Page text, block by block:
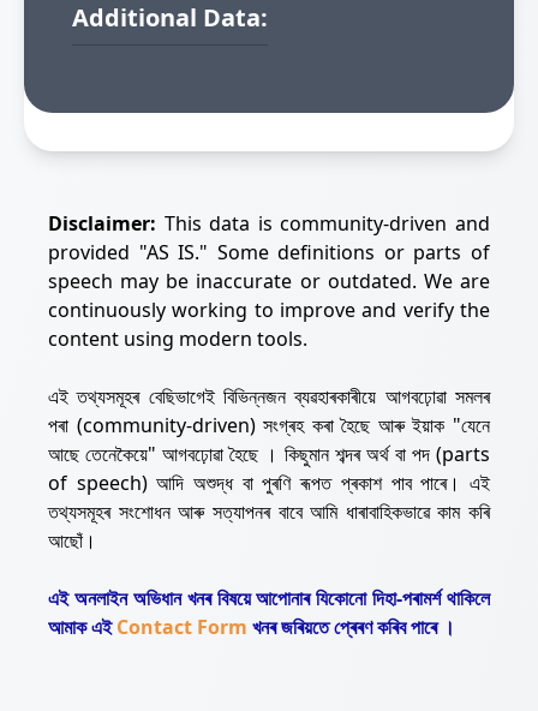
Additional Data:
Disclaimer: This data is community-driven and
provided "AS IS." Some definitions or parts of
speech may be inaccurate or outdated. We are
continuously working to improve and verify the
content using modern tools.
এই তথ্যসমূহৰ বেছিভাগেই বিভিন্নজন ব্যৱহাৰকাৰীয়ে আগবঢ়োৱা সমলৰ
পৰা (community-driven) সংগ্ৰহ কৰা হৈছে আৰু ইয়াক "যেনে
আছে তেনেকৈয়ে" আগবঢ়োৱা হৈছে । কিছুমান শব্দৰ অৰ্থ বা পদ (parts
of speech) আদি অশুদ্ধ বা পুৰণি ৰূপত প্ৰকাশ পাব পাৰে। এই
তথ্যসমূহৰ সংশোধন আৰু সত্যাপনৰ বাবে আমি ধাৰাবাহিকভাৱে কাম কৰি
আছোঁ।
এই অনলাইন অভিধান খনৰ বিষয়ে আপোনাৰ যিকোনো দিহা-পৰামৰ্শ থাকিলে
আমাক এইContact Form খনৰ জৰিয়তে প্ৰেৰণ কৰিব পাৰে ।